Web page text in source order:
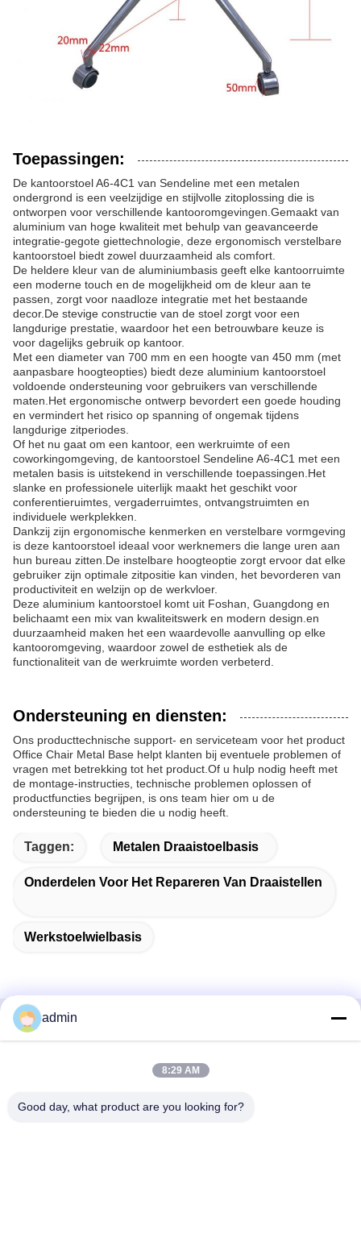
Toepassingen:
De kantoorstoel A6-4C1 van Sendeline met een metalen
ondergrond is een veelzijdige en stijlvolle zitoplossing die is
ontworpen voor verschillende kantooromgevingen.Gemaakt van
aluminium van hoge kwaliteit met behulp van geavanceerde
integratie-gegote giettechnologie, deze ergonomisch verstelbare
kantoorstoel biedt zowel duurzaamheid als comfort.
De heldere kleur van de aluminiumbasis geeft elke kantoorruimte
een moderne touch en de mogelijkheid om de kleur aan te
passen, zorgt voor naadloze integratie met het bestaande
decor.De stevige constructie van de stoel zorgt voor een
langdurige prestatie, waardoor het een betrouwbare keuze is
voor dagelijks gebruik op kantoor.
Met een diameter van 700 mm en een hoogte van 450 mm (met
aanpasbare hoogteopties) biedt deze aluminium kantoorstoel
voldoende ondersteuning voor gebruikers van verschillende
maten.Het ergonomische ontwerp bevordert een goede houding
en vermindert het risico op spanning of ongemak tijdens
langdurige zitperiodes.
Of het nu gaat om een kantoor, een werkruimte of een
coworkingomgeving, de kantoorstoel Sendeline A6-4C1 met een
metalen basis is uitstekend in verschillende toepassingen.Het
slanke en professionele uiterlijk maakt het geschikt voor
conferentieruimtes, vergaderruimtes, ontvangstruimten en
individuele werkplekken.
Dankzij zijn ergonomische kenmerken en verstelbare vormgeving
is deze kantoorstoel ideaal voor werknemers die lange uren aan
hun bureau zitten.De instelbare hoogteoptie zorgt ervoor dat elke
gebruiker zijn optimale zitpositie kan vinden, het bevorderen van
productiviteit en welzijn op de werkvloer.
Deze aluminium kantoorstoel komt uit Foshan, Guangdong en
belichaamt een mix van kwaliteitswerk en modern design.en
duurzaamheid maken het een waardevolle aanvulling op elke
kantooromgeving, waardoor zowel de esthetiek als de
functionaliteit van de werkruimte worden verbeterd.
Ondersteuning en diensten:
Ons producttechnische support- en serviceteam voor het product
Office Chair Metal Base helpt klanten bij eventuele problemen of
vragen met betrekking tot het product.Of u hulp nodig heeft met
de montage-instructies, technische problemen oplossen of
productfuncties begrijpen, is ons team hier om u de
ondersteuning te bieden die u nodig heeft.
Taggen: Metalen Draaistoelbasis
Onderdelen Voor Het Repareren Van Draaistellen
Werkstoelwielbasis
Snel contact
City, provincie Guangdong, China
admin
8:29 AM
Good day, what product are you looking for?